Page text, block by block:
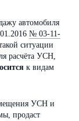
автомобиля
№ 03-11-
ситуации
расчёта УСН,
к видам
УСН и
продаст